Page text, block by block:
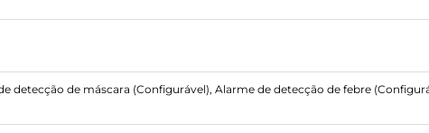
detecção de máscara (Configurável), Alarme de detecção de febre